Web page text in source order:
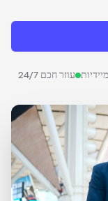
עוזר חכם 24/7